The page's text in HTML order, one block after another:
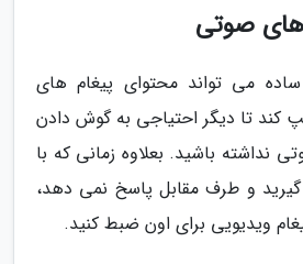
های صوتی
می تواند محتوای پیغام های
کند تا دیگر احتیاجی به گوش دادن
نداشته باشید. بعلاوه زمانی که با
و طرف مقابل پاسخ نمی دهد،
ویدیویی برای اون ضبط کنید.